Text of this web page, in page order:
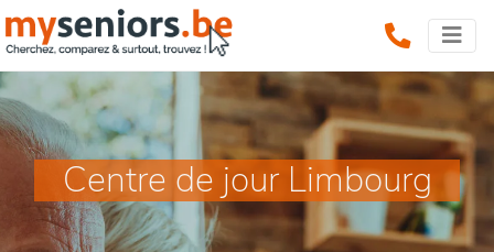
Centre de jour Limbourg